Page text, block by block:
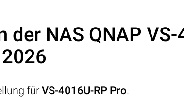
der NAS QNAP
fürVS-4016U-RP Pro.